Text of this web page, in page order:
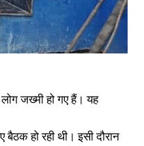
जख्मी हो गए हैं। यह
हो रही थी। इसी दौरान